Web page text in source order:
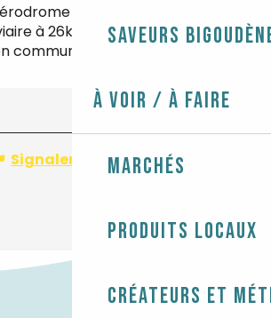
Saveurs
À voir / À faire
Marchés
Produits locaux
Créateurs et
à 95km
à 26km
commun à 800m
Signaler une erreur